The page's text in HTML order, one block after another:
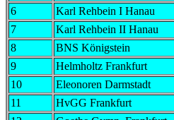
6
Karl Rehbein I Hanau
7
Karl Rehbein II Hanau
8
BNS Königstein
9
Helmholtz Frankfurt
10
Eleonoren Darmstadt
11
HvGG Frankfurt